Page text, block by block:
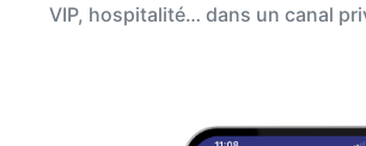
VIP, hospitalité… dans un canal